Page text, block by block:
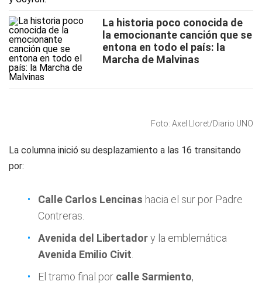
La historia poco conocida de
la emocionante canción que se
entona en todo el país: la
Marcha de Malvinas
Foto: Axel Lloret/Diario UNO
La columna inició su desplazamiento a las 16 transitando
por:
Calle Carlos Lencinas hacia el sur por Padre
Contreras.
Avenida del Libertadory la emblemática
Avenida Emilio Civit
El tramo final por calle Sarmiento,